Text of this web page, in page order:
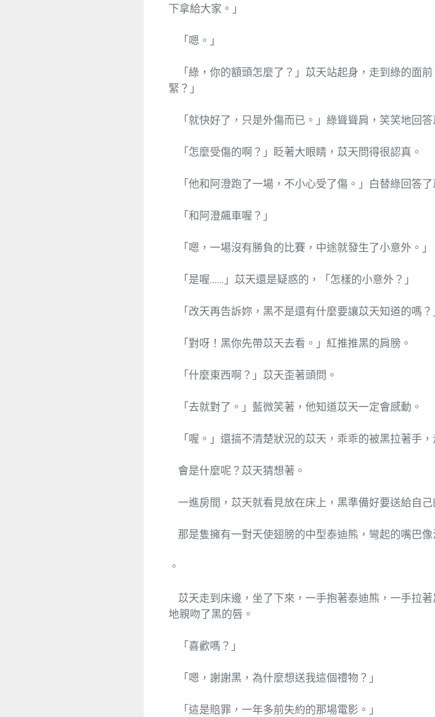
下拿給大家。」
「嗯。」
「綠，你的額頭怎麼了？」苡天站起身，走到綠的面
緊？」
「就快好了，只是外傷而已。」綠聳聳肩，笑笑地回答
「怎麼受傷的啊？」眨著大眼睛，苡天問得很認真。
「他和阿澄跑了一場，不小心受了傷。」白替綠回答了
「和阿澄飆車喔？」
「嗯，一場沒有勝負的比賽，中途就發生了小意外。」
「是喔……」苡天還是疑惑的，「怎樣的小意外？」
「改天再告訴妳，黑不是還有什麼要讓苡天知道的嗎
「對呀！黑你先帶苡天去看。」紅推推黑的肩膀。
「什麼東西啊？」苡天歪著頭問。
「去就對了。」藍微笑著，他知道苡天一定會感動。
「喔。」還搞不清楚狀況的苡天，乖乖的被黑拉著手，
會是什麼呢？苡天猜想著。
一進房間，苡天就看見放在床上，黑準備好要送給自己
那是隻擁有一對天使翅膀的中型泰迪熊，彎起的嘴巴
。
苡天走到床邊，坐了下來，一手抱著泰迪熊，一手拉
地親吻了黑的唇。
「喜歡嗎？」
「嗯，謝謝黑，為什麼想送我這個禮物？」
「這是賠罪，一年多前失約的那場電影。」